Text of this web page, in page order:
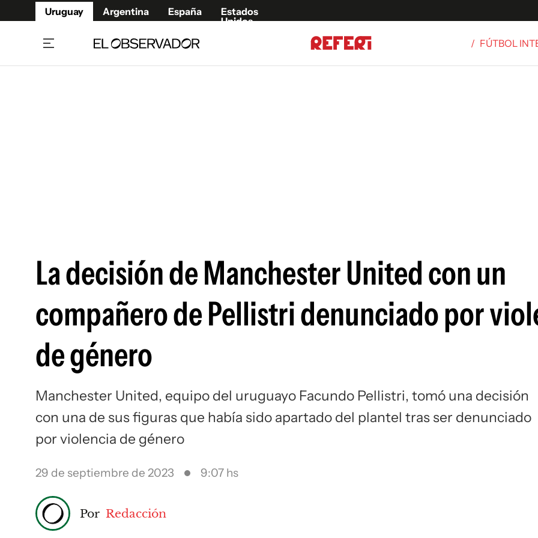
Uruguay Argentina España
Estados
Unidos
/ FÚTBOL
La decisión de Manchester United con un
compañero de Pellistri denunciado por
de género
Manchester United, equipo del uruguayo Facundo Pellistri, tomó una decisión
con una de sus figuras que había sido apartado del plantel tras ser denunciado
por violencia de género
29 de septiembre de 2023 9:07 hs
Por Redacción